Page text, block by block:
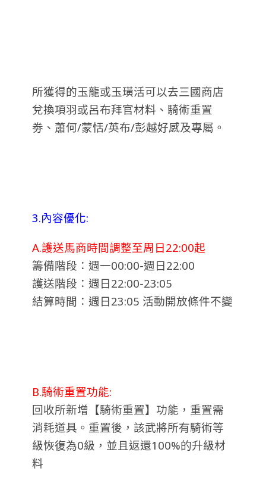
所獲得的玉龍或玉璜活可以去三國商店
兌換項羽或呂布拜官材料、騎術重置
劵、蕭何/蒙恬/英布/彭越好感及專屬。
3.內容優化:
A.護送馬商時間調整至周日22:00起
籌備階段：週一00:00-週日22:00
護送階段：週日22:00-23:05
結算時間：週日23:05 活動開放條件不變
B.騎術重置功能:
回收所新增【騎術重置】功能，重置需
消耗道具。重置後，該武將所有騎術等
級恢復為0級，並且返還100%的升級材
料